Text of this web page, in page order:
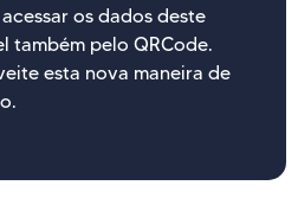
os dados deste
também pelo QRCode.
esta nova maneira de